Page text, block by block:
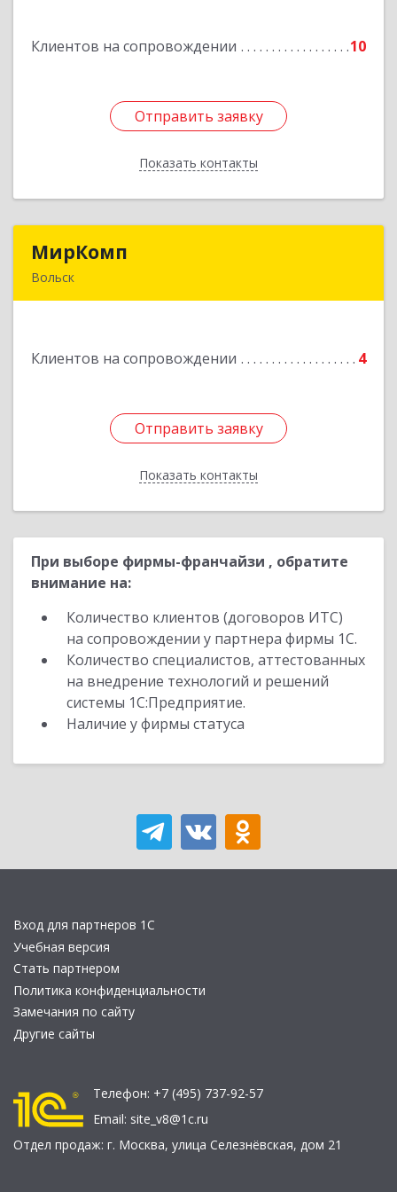
Клиентов на сопровождении 10
Отправить заявку
Показать контакты
Подробнее
Отправить заявку
Назад
МирКомп
Вольск
Клиентов на сопровождении 4
Отправить заявку
Показать контакты
Подробнее
Отправить заявку
Назад
При выборе фирмы-франчайзи , обратите
внимание на:
Количество клиентов (договоров ИТС)
на сопровождении у партнера фирмы 1С.
Количество специалистов, аттестованных
на внедрение технологий и решений
системы 1С:Предприятие.
Наличие у фирмы статуса
Вход для партнеров 1С
Учебная версия
Стать партнером
Политика конфиденциальности
Замечания по сайту
Другие сайты
Телефон: +7 (495) 737-92-57
Email: site_v8@1c.ru
Отдел продаж: г. Москва, улица Селезнёвская, дом 21